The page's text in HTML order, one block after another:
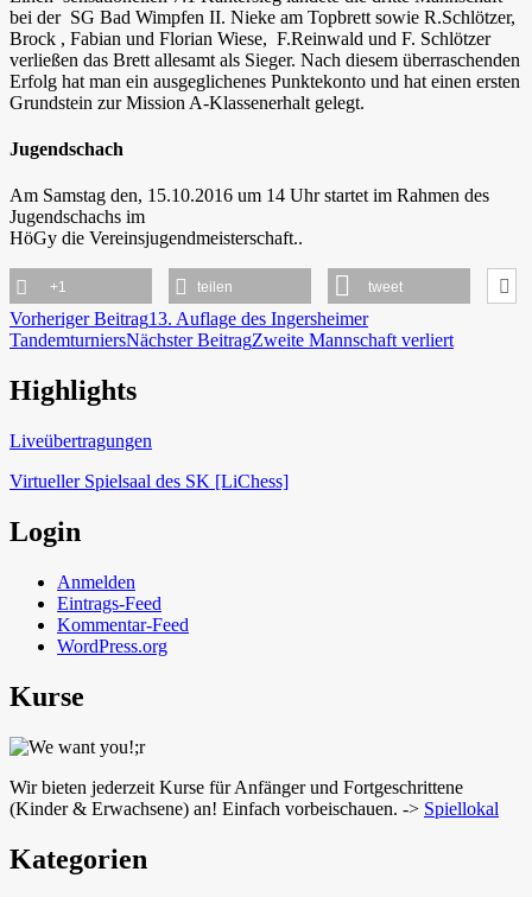
bei der SG Bad Wimpfen II. Nieke am Topbrett sowie R.Schlötzer,
Brock , Fabian und Florian Wiese, F.Reinwald und F. Schlötzer
verließen das Brett allesamt als Sieger. Nach diesem überraschenden
Erfolg hat man ein ausgeglichenes Punktekonto und hat einen ersten
Grundstein zur Mission A-Klassenerhalt gelegt.
Jugendschach
Am Samstag den, 15.10.2016 um 14 Uhr startet im Rahmen des
Jugendschachs im
HöGy die Vereinsjugendmeisterschaft..
+1 teilen tweet
Beitragsnavigation
Vorheriger Beitrag13. Auflage des Ingersheimer
TandemturniersNächster BeitragZweite Mannschaft verliert
Schach in Lauffen
Highlights
Liveübertragungen
Virtueller Spielsaal des SK [LiChess]
Login
Anmelden
Eintrags-Feed
Kommentar-Feed
WordPress.org
Kurse
Wir bieten jederzeit Kurse für Anfänger und Fortgeschrittene
(Kinder & Erwachsene) an! Einfach vorbeischauen. -> Spiellokal
Kategorien